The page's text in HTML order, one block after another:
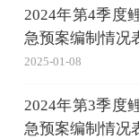
2024年第4季度
急预案编制情况
2025-01-08
2024年第3季度
急预案编制情况